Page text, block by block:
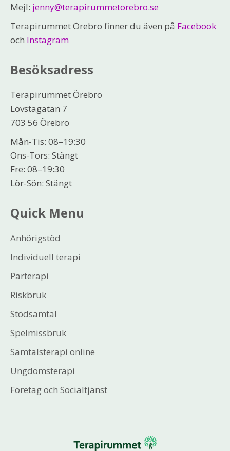
Mejl: jenny@terapirummetorebro.se
Terapirummet Örebro finner du även på Facebook
och Instagram
Besöksadress
Terapirummet Örebro
Lövstagatan 7
703 56 Örebro
Mån-Tis: 08–19:30
Ons-Tors: Stängt
Fre: 08–19:30
Lör-Sön: Stängt
Quick Menu
Anhörigstöd
Individuell terapi
Parterapi
Riskbruk
Stödsamtal
Spelmissbruk
Samtalsterapi online
Ungdomsterapi
Företag och Socialtjänst